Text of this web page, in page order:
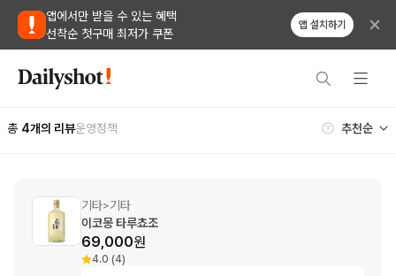
앱에서만 받을 수 있는 혜택
선착순 첫구매 최저가 쿠폰
앱 설치하기
총 4개의 리뷰운영정책
기타>기타
이코몽 타루쵸조
69,000원
4.0 (4)